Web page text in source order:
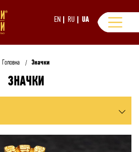
EN RU UA
Головна Значки
ЗНАЧКИ